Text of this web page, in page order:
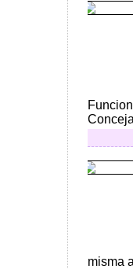
misma